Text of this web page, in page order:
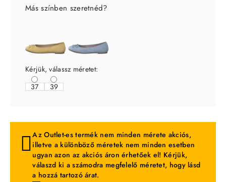
Más színben szeretnéd?
Kérjük, válassz méretet:
37
39
Az Outlet-es termék nem minden mérete akciós,
illetve a különböző méretek nem minden esetben
ugyan azon az akciós áron érhetőek el! Kérjük,
válaszd ki a számodra megfelelő méretet, hogy lásd
a hozzá tartozó árat.